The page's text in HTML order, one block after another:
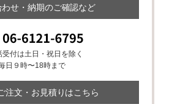
わせ・納期のご確認など
受付は土日・祝日を除く
日９時〜18時まで
注文・お見積りはこちら